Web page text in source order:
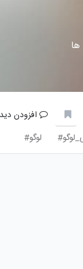
افزودن
لوگو#